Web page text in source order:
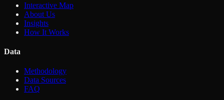
Interactive Map
About Us
Insights
How It Works
Data
Methodology
Data Sources
FAQ